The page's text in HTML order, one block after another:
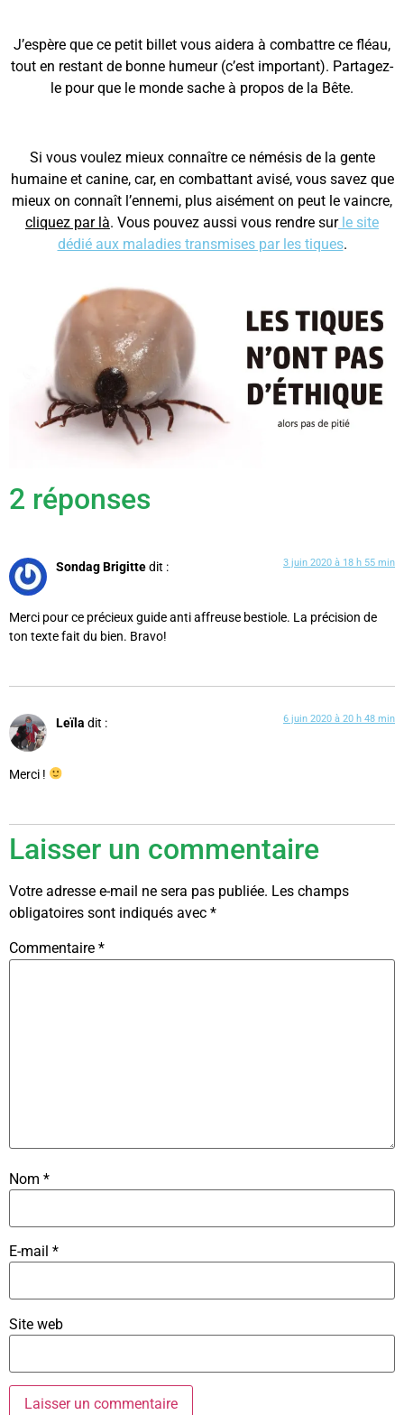
J’espère que ce petit billet vous aidera à combattre ce fléau,
tout en restant de bonne humeur (c’est important). Partagez-
le pour que le monde sache à propos de la Bête.
Si vous voulez mieux connaître ce némésis de la gente
humaine et canine, car, en combattant avisé, vous savez que
mieux on connaît l’ennemi, plus aisément on peut le vaincre,
cliquez par là. Vous pouvez aussi vous rendre surle site
dédié aux maladies transmises par les tiques.
2 réponses
Sondag Brigittedit : 3 juin 2020 à 18 h 55 min
Merci pour ce précieux guide anti affreuse bestiole. La précision de
ton texte fait du bien. Bravo!
Leïla dit : 6 juin 2020 à 20 h 48 min
Merci !
Laisser un commentaire
Votre adresse e-mail ne sera pas publiée. Les champs
obligatoires sont indiqués avec *
Commentaire *
Nom *
E-mail *
Site web